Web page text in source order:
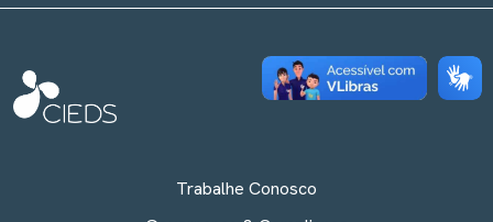
Trabalhe Conosco